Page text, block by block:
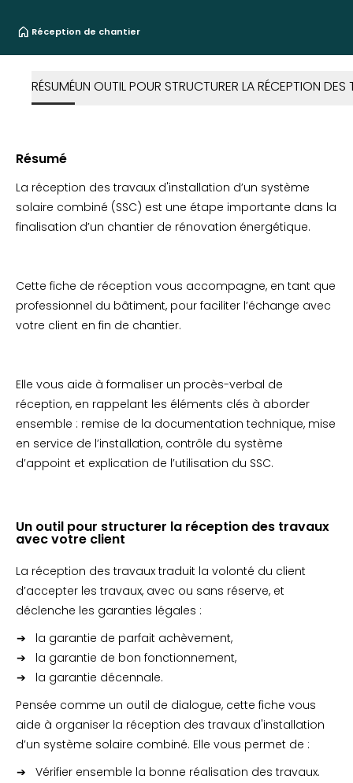
Réception de chantier
RÉSUMÉUN OUTIL POUR STRUCTURER LA RÉCEPTION
Résumé
La réception des travaux d'installation d’un système
solaire combiné (SSC) est une étape importante dans la
finalisation d’un chantier de rénovation énergétique.
Cette fiche de réception vous accompagne, en tant que
professionnel du bâtiment, pour faciliter l’échange avec
votre client en fin de chantier.
Elle vous aide à formaliser un procès-verbal de
réception, en rappelant les éléments clés à aborder
ensemble : remise de la documentation technique, mise
en service de l’installation, contrôle du système
d’appoint et explication de l’utilisation du SSC.
Un outil pour structurer la réception des travaux
avec votre client
La réception des travaux traduit la volonté du client
d’accepter les travaux, avec ou sans réserve, et
déclenche les garanties légales :
la garantie de parfait achèvement,
la garantie de bon fonctionnement,
la garantie décennale.
Pensée comme un outil de dialogue, cette fiche vous
aide à organiser la réception des travaux d'installation
d’un système solaire combiné. Elle vous permet de :
Vérifier ensemble la bonne réalisation des travaux.